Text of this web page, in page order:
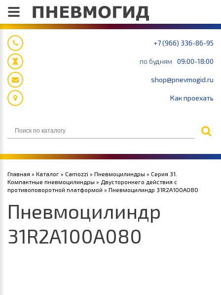
+7 (966) 336-86-95
по будням 09:00-18:00
shop@pnevmogid.ru
Как проехать
Главная » Каталог » Camozzi » Пневмоцилиндры » Серия 31.
Компактные пневмоцилиндры » Двустороннего действия с
противоповоротной платформой » Пневмоцилиндр 31R2A100A080
Пневмоцилиндр
31R2A100A080